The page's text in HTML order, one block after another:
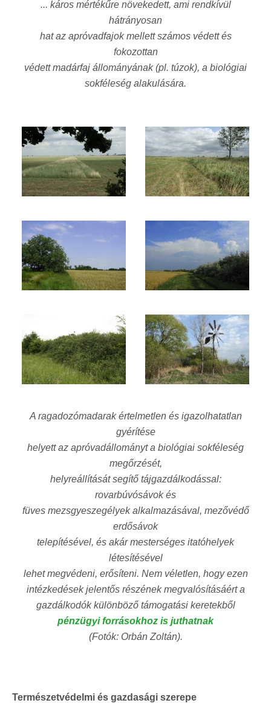
... káros mértékűre növekedett, ami rendkívül
hátrányosan
hat az apróvadfajok mellett számos védett és
fokozottan
védett madárfaj állományának (pl. túzok), a biológiai
sokféleség alakulására.
A ragadozómadarak értelmetlen és igazolhatatlan
gyérítése
helyett az apróvadállományt a biológiai sokféleség
megőrzését,
helyreállítását segítő tájgazdálkodással:
rovarbúvósávok és
füves mezsgyeszegélyek alkalmazásával, mezővédő
erdősávok
telepítésével, és akár mesterséges itatóhelyek
létesítésével
lehet megvédeni, erősíteni. Nem véletlen, hogy ezen
intézkedések jelentős részének megvalósításáért a
gazdálkodók különböző támogatási keretekből
pénzügyi forrásokhoz is juthatnak
(Fotók: Orbán Zoltán).
Természetvédelmi és gazdasági szerepe